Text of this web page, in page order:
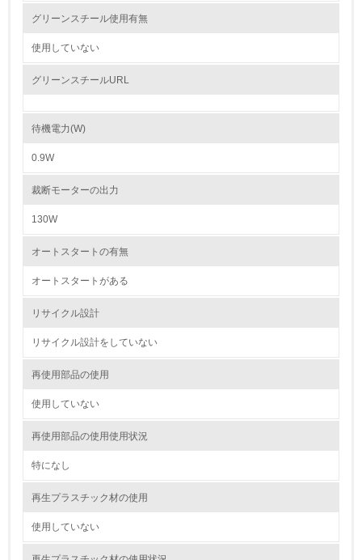
かしている
従業員が環境方針に基づいて自分の業務の中で行うべき環
→ 導入している規格名 ISO14001
第三者認証を取得している
2.環境への取り組み
資源・エネルギー
グリーンスチール使用有無
使用していない
グリーンスチールURL
待機電力(W)
0.9W
裁断モーターの出力
130W
オートスタートの有無
オートスタートがある
リサイクル設計
リサイクル設計をしていない
再使用部品の使用
使用していない
再使用部品の使用使用状況
特になし
再生プラスチック材の使用
使用していない